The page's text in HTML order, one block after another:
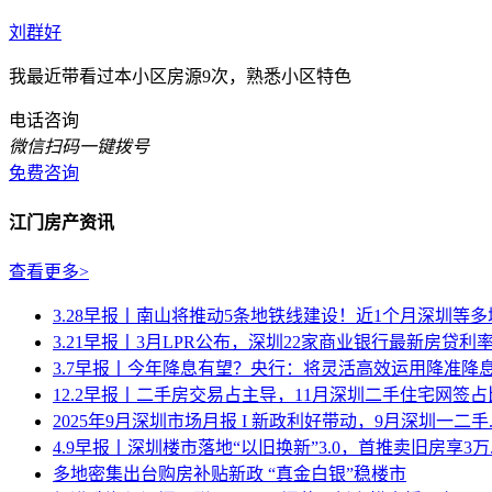
刘群好
我最近带看过本小区房源9次，熟悉小区特色
电话咨询
微信扫码一键拨号
免费咨询
江门房产资讯
查看更多>
3.28早报丨南山将推动5条地铁线建设！近1个月深圳等多
3.21早报丨3月LPR公布，深圳22家商业银行最新房贷利
3.7早报丨今年降息有望？央行：将灵活高效运用降准降
12.2早报丨二手房交易占主导，11月深圳二手住宅网签占
2025年9月深圳市场月报 I 新政利好带动，9月深圳一二手
4.9早报丨深圳楼市落地“以旧换新”3.0，首推卖旧房享3万
多地密集出台购房补贴新政 “真金白银”稳楼市